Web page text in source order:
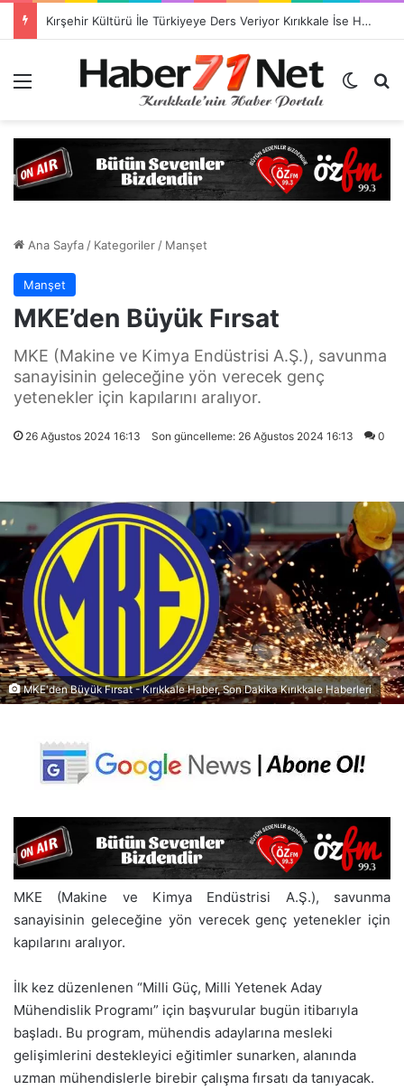
Kırşehir Kültürü İle Türkiyeye Ders Veriyor Kırıkkale İse Hala Seyrediyor !!!
Dış
Ana Sayfa/ Kategoriler/ Manşet
Manşet
MKE’den Büyük Fırsat
MKE (Makine ve Kimya Endüstrisi A.Ş.), savunma
sanayisinin geleceğine yön verecek genç
yetenekler için kapılarını aralıyor.
26 Ağustos 2024 16:13 Son güncelleme: 26 Ağustos 2024 16:13 0
MKE'den Büyük Fırsat - Kırıkkale Haber, Son Dakika Kırıkkale Haberleri
MKE (Makine ve Kimya Endüstrisi A.Ş.), savunma
sanayisinin geleceğine yön verecek genç yetenekler için
kapılarını aralıyor.
İlk kez düzenlenen “Milli Güç, Milli Yetenek Aday
Mühendislik Programı” için başvurular bugün itibarıyla
başladı. Bu program, mühendis adaylarına mesleki
gelişimlerini destekleyici eğitimler sunarken, alanında
uzman mühendislerle birebir çalışma fırsatı da tanıyacak.